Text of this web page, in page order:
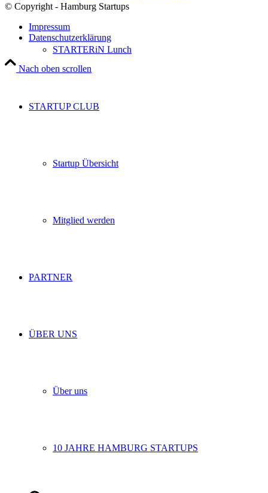
STARTERiN Lunch
STARTUP CLUB
Startup Übersicht
Mitglied werden
PARTNER
ÜBER UNS
Über uns
10 JAHRE HAMBURG STARTUPS
© Copyright - Hamburg Startups
Impressum
Datenschutzerklärung
Nach oben scrollen